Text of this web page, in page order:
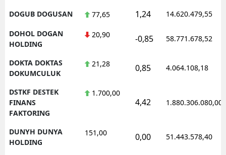
DOGUB DOGUSAN 77,65 1,24 14.620.479,55
DOHOL DOGAN
HOLDING
20,90 -0,85 58.771.678,52
DOKTA DOKTAS
DOKUMCULUK
21,28 0,85 4.064.108,18
DSTKF DESTEK
FINANS
FAKTORING
1.700,00
4,42 1.880.306.080,00
DUNYH DUNYA
HOLDING
151,00 0,00 51.443.578,40